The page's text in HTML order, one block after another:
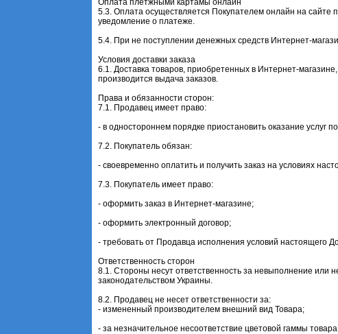
Оплата плетжными картамы онлайн
5.3. Оплата осуществляется Покупателем онлайн на сайте
уведомление о платеже.
5.4. При не поступлении денежных средств Интернет-
Условия доставки заказа
6.1. Доставка товаров, приобретенных в Интернет-
производится выдача заказов.
Права и обязанности сторон:
7.1. Продавец имеет право:
- в одностороннем порядке приостановить оказание услуг
7.2. Покупатель обязан:
- своевременно оплатить и получить заказ на условиях
7.3. Покупатель имеет право:
- оформить заказ в Интернет-магазине;
- оформить электронный договор;
- требовать от Продавца исполнения условий настоящего
Ответственность сторон
8.1. Стороны несут ответственность за невыполнение
законодательством Украины.
8.2. Продавец не несет ответственности за:
- измененный производителем внешний вид Товара;
- за незначительное несоответствие цветовой гаммы